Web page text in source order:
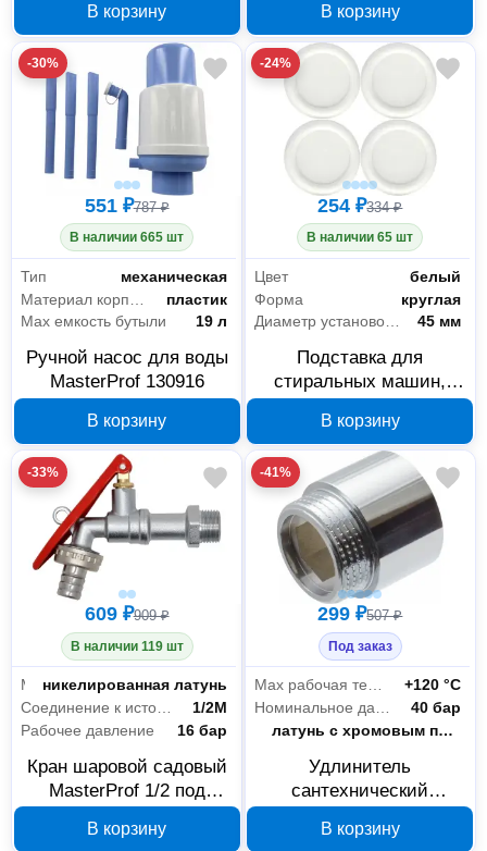
x 25 м HS.070037
В корзину
x 25 м HS.070028
В корзину
-30%
551 ₽787 ₽
В наличии 665 шт
Тип
механическая
пластик
Мах емкость бутыли
19 л
Ручной насос для воды
MasterProf 130916
В корзину
-24%
254 ₽334 ₽
В наличии 65 шт
Цвет
белый
Форма
круглая
Диаметр установочного отверстия
45 мм
Подставка для
стиральных машин,
сушильных барабанов
MasterProf 4 шт.
HS.110016
В корзину
-33%
609 ₽909 ₽
В наличии 119 шт
Материалникелированная латунь
Соединение к источнику
1/2M
Рабочее давление
16 бар
Кран шаровой садовый
MasterProf 1/2 под
В корзину
-41%
299 ₽507 ₽
Под заказ
Max рабочая температура
+120 °С
Номинальное давление
40 бар
Материал
латунь с хромовым покрытием
Удлинитель
сантехнический
3/4"-3/4", 20 мм,
В корзину